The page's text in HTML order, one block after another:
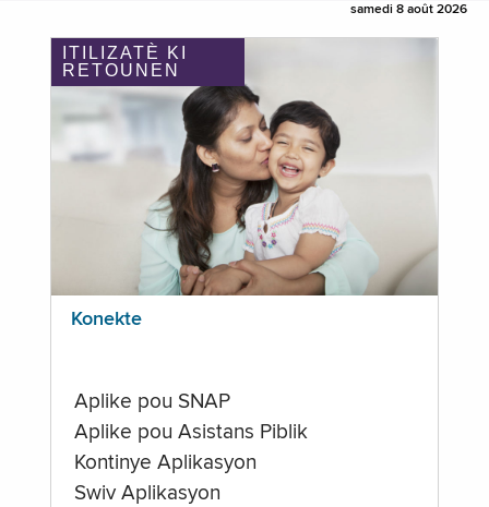
samedi 8 août 2026
ITILIZATÈ KI
RETOUNEN
Konekte
Aplike pou SNAP
Aplike pou Asistans Piblik
Kontinye Aplikasyon
Swiv Aplikasyon